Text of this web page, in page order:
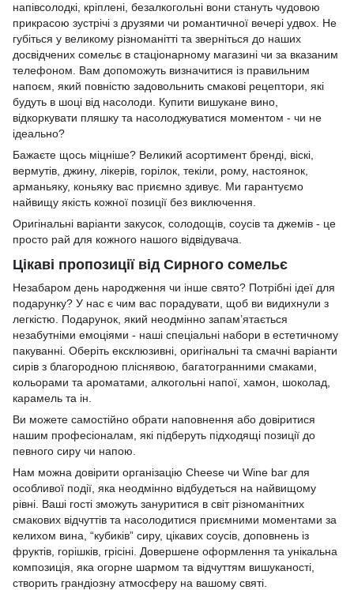
напівсолодкі, кріплені, безалкогольні вони стануть чудовою
прикрасою зустрічі з друзями чи романтичної вечері удвох. Не
губіться у великому різноманітті та зверніться до наших
досвідчених сомельє в стаціонарному магазині чи за вказаним
телефоном. Вам допоможуть визначитися із правильним
напоєм, який повністю задовольнить смакові рецептори, які
будуть в шоці від насолоди. Купити вишукане вино,
відкоркувати пляшку та насолоджуватися моментом - чи не
ідеально?
Бажаєте щось міцніше? Великий асортимент бренді, віскі,
вермутів, джину, лікерів, горілок, текіли, рому, настоянок,
арманьяку, коньяку вас приємно здивує. Ми гарантуємо
найвищу якість кожної позиції без виключення.
Оригінальні варіанти закусок, солодощів, соусів та джемів - це
просто рай для кожного нашого відвідувача.
Цікаві пропозиції від Сирного сомельє
Незабаром день народження чи інше свято? Потрібні ідеї для
подарунку? У нас є чим вас порадувати, щоб ви видихнули з
легкістю. Подарунок, який неодмінно запам’ятається
незабутніми емоціями - наші спеціальні набори в естетичному
пакуванні. Оберіть ексклюзивні, оригінальні та смачні варіанти
сирів з благородною пліснявою, багатогранними смаками,
кольорами та ароматами, алкогольні напої, хамон, шоколад,
карамель та ін.
Ви можете самостійно обрати наповнення або довіритися
нашим професіоналам, які підберуть підходящі позиції до
певного сиру чи напою.
Нам можна довірити організацію Cheese чи Wine bar для
особливої події, яка неодмінно відбудеться на найвищому
рівні. Ваші гості зможуть зануритися в світ різноманітних
смакових відчуттів та насолодитися приємними моментами за
келихом вина, “кубиків” сиру, цікавих соусів, доповнень із
фруктів, горішків, грісіні. Довершене оформлення та унікальна
композиція, яка огорне шармом та відчуттям вишуканості,
створить грандіозну атмосферу на вашому святі.